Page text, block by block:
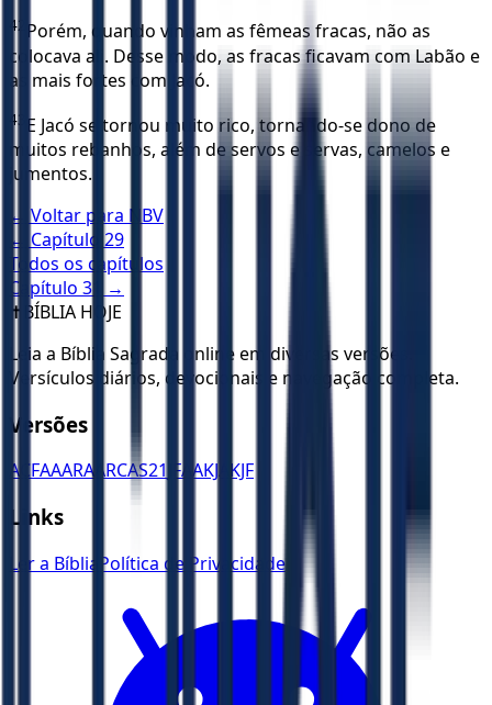
42 Porém, quando vinham as fêmeas fracas, não as
colocava ali. Desse modo, as fracas ficavam com Labão e
as mais fortes com Jacó.
43 E Jacó se tornou muito rico, tornando-se dono de
muitos rebanhos, além de servos e servas, camelos e
jumentos.
← Voltar para NBV
← Capítulo 29
Todos os capítulos
Capítulo 31
→
✝️ BÍBLIA HOJE
Leia a Bíblia Sagrada online em diversas versões.
Versículos diários, devocionais e navegação completa.
Versões
ACFAAARA ARCAS21 JFAAKJA KJF
Links
Ler a Bíblia Política de Privacidade